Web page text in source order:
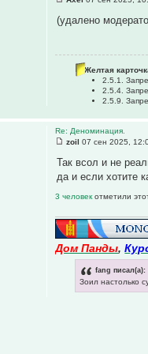
(удалено
Желтая
2.5.1.
2.5.4.
2.5.9.
Re: Деноминация.
zoil 07 сен 2025,
Так всол и не
да и если хотите
3 человекотметили
Дом Панды,
fang писал(а):
Зоил настолько